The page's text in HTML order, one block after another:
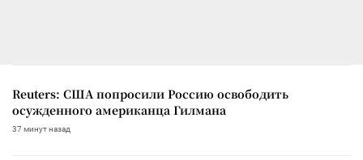
Reuters: США попросили Россию освободить
осужденного американца Гилмана
37 минут назад